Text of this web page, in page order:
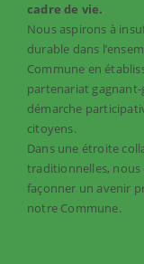
cadre de vie.
Nous aspirons à
durable dans
Commune en
partenariat
démarche
citoyens.
Dans une étroite
traditionnelles,
façonner un avenir
notre Commune.